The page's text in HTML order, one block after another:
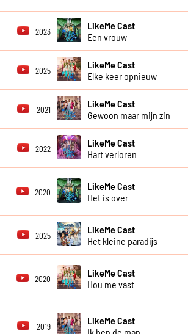
2023
LikeMe Cast
Een vrouw
2025
LikeMe Cast
Elke keer opnieuw
2021
LikeMe Cast
Gewoon maar mijn zin
2022
LikeMe Cast
Hart verloren
2020
LikeMe Cast
Het is over
2025
LikeMe Cast
Het kleine paradijs
2020
LikeMe Cast
Hou me vast
2019
LikeMe Cast